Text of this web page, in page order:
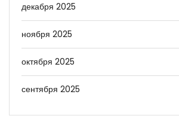
декабря 2025
ноября 2025
октября 2025
сентября 2025